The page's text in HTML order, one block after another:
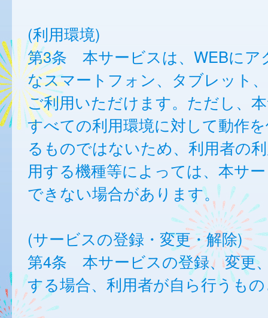
(利用環境)
第3条 本サービスは、WEBにア
なスマートフォン、タブレット
ご利用いただけます。ただし、
すべての利用環境に対して動作
るものではないため、利用者の
用する機種等によっては、本サ
できない場合があります。
(サービスの登録・変更・解除)
第4条 本サービスの登録、変更
する場合、利用者が自ら行うも